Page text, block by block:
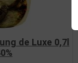
de Luxe 0,7l